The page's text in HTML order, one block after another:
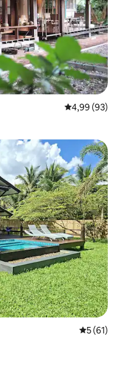
Évaluation
4,99 (93)
appréciés
5 (61)